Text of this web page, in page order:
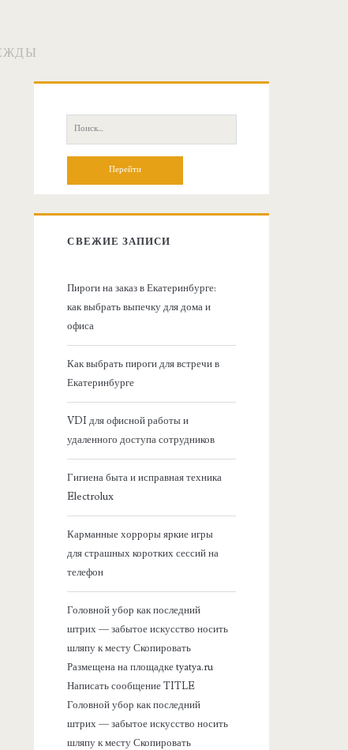
о
П
о
:
СВЕЖИЕ ЗАПИСИ
Пироги на заказ в Екатеринбурге:
как выбрать выпечку для дома и
офиса
Как выбрать пироги для встречи в
Екатеринбурге
VDI для офисной работы и
удаленного доступа сотрудников
Гигиена быта и исправная техника
Electrolux
Карманные хорроры яркие игры
для страшных коротких сессий на
телефон
Головной убор как последний
штрих — забытое искусство носить
шляпу к месту Скопировать
Размещена на площадке tyatya.ru
Написать сообщение TITLE
Головной убор как последний
штрих — забытое искусство носить
шляпу к месту Скопировать